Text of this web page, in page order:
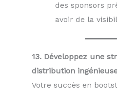
des sponsors
avoir de la
13. Développez une
distribution
Votre succès en